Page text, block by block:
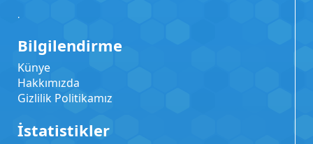
.
Bilgilendirme
Künye
Hakkımızda
Gizlilik Politikamız
İstatistikler